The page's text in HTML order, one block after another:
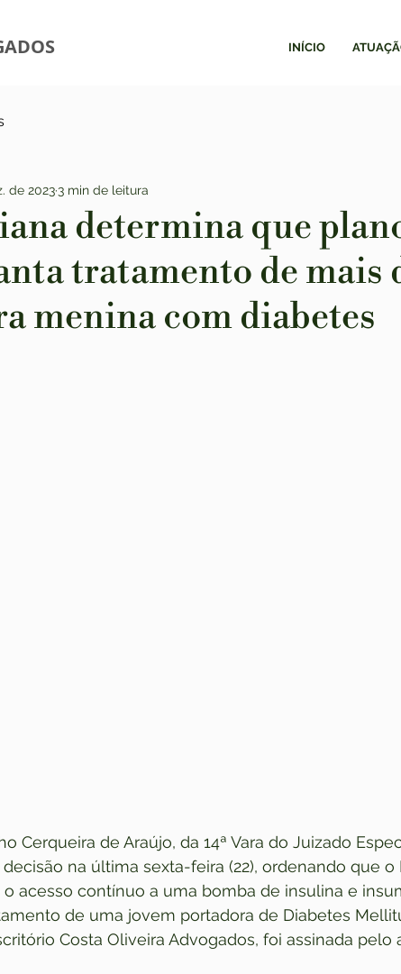
INÍCIO
determina que
tratamento de mais
menina com diabetes
de 20233 min de leitura
Cerqueira de Araújo, da 14ª Vara do Juizado
na última sexta-feira (22), ordenando que o
acesso contínuo a uma bomba de insulina e
de uma jovem portadora de Diabetes
Costa Oliveira Advogados, foi assinada pelo